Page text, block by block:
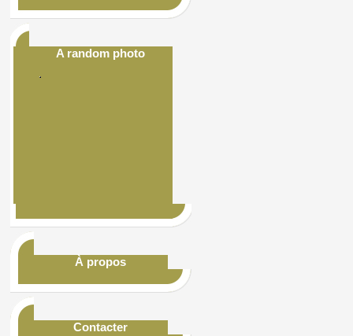
A random photo
À propos
Contacter